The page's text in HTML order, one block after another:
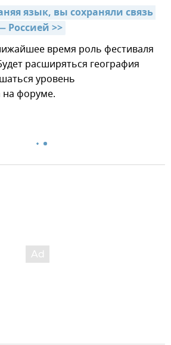
язык, вы сохраняли связь
Россией >>
время роль фестиваля
расширяться география
уровень
на форуме.